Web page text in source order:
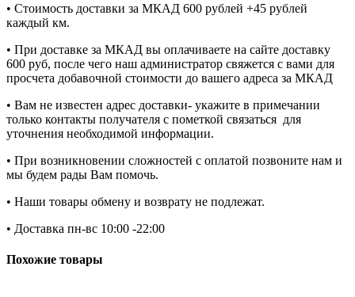
• Стоимость доставки за МКАД 600 рублей +45 рублей
каждый км.
• При доставке за МКАД вы оплачиваете на сайте доставку
600 руб, после чего наш администратор свяжется с вами для
просчета добавочной стоимости до вашего адреса за МКАД
• Вам не известен адрес доставки- укажите в примечании
только контакты получателя с пометкой связаться для
уточнения необходимой информации.
• При возникновении сложностей с оплатой позвоните нам и
мы будем рады Вам помочь.
• Наши товары обмену и возврату не подлежат.
• Доставка пн-вс 10:00 -22:00
Похожие товары